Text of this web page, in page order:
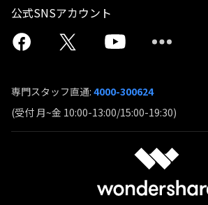
公式SNSアカウント
専門スタッフ直通: 4000-300624
(受付 月~金 10:00-13:00/15:00-19:30)